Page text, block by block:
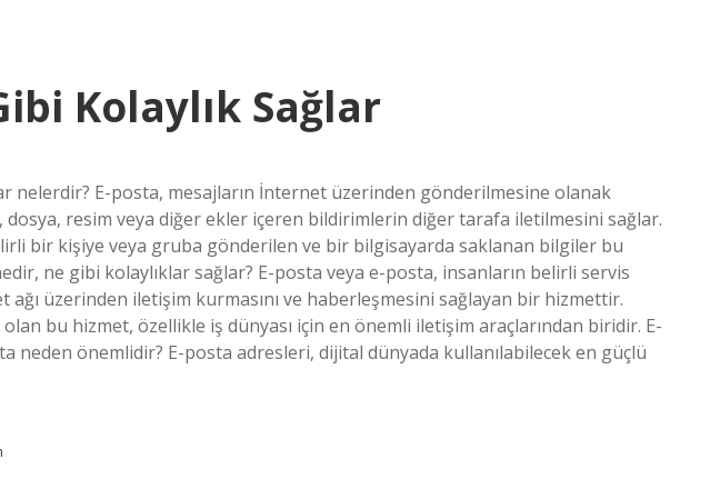
Kolaylık Sağlar
nelerdir? E-posta, mesajların İnternet üzerinden gönderilmesine olanak
dosya, resim veya diğer ekler içeren bildirimlerin diğer tarafa iletilmesini sağlar.
bir kişiye veya gruba gönderilen ve bir bilgisayarda saklanan bilgiler bu
ne gibi kolaylıklar sağlar? E-posta veya e-posta, insanların belirli servis
ağı üzerinden iletişim kurmasını ve haberleşmesini sağlayan bir hizmettir.
bu hizmet, özellikle iş dünyası için en önemli iletişim araçlarından biridir. E-
neden önemlidir? E-posta adresleri, dijital dünyada kullanılabilecek en güçlü